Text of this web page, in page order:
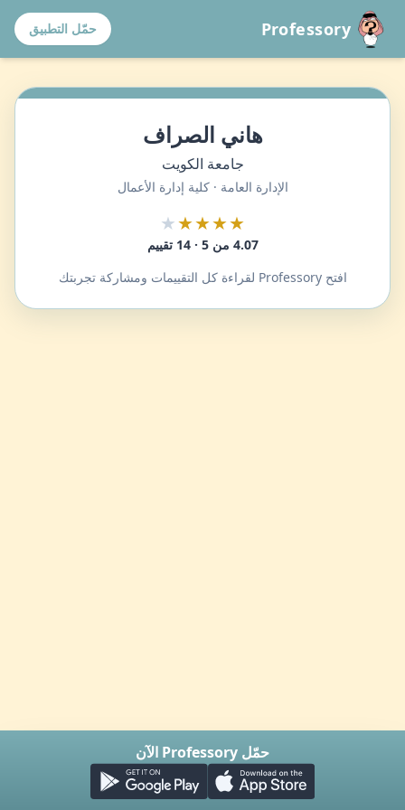
Professory حمّل التطبيق
هاني الصراف
جامعة الكويت
الإدارة العامة · كلية إدارة الأعمال
★★★★
★
4.07 من 5 · 14 تقييم
افتح Professory لقراءة كل التقييمات ومشاركة تجربتك
حمّل Professory الآن